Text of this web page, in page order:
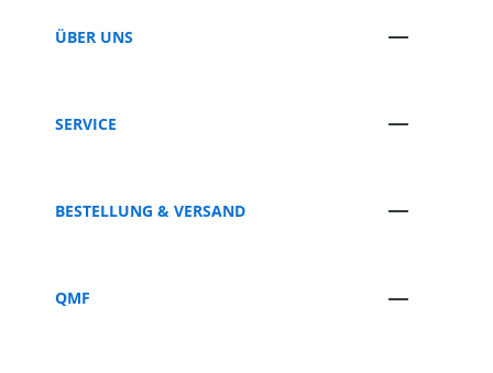
ÜBER UNS
SERVICE
BESTELLUNG & VERSAND
QMF